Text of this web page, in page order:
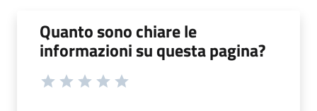
Quanto sono chiare le
informazioni su questa pagina?